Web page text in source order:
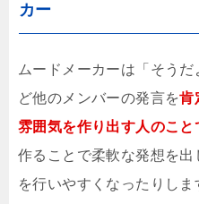
カー
ムードメーカーは「そう
ど他のメンバーの発言を肯
雰囲気を作り出す人のこと
作ることで柔軟な発想を
を行いやすくなったりしま